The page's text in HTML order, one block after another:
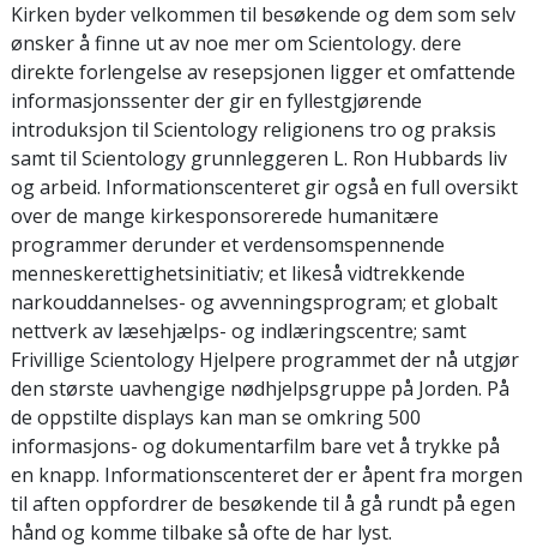
Kirken byder velkommen til besøkende og dem som selv
ønsker å finne ut av noe mer om Scientology. dere
direkte forlengelse av resepsjonen ligger et omfattende
informasjonssenter der gir en fyllestgjørende
introduksjon til Scientology religionens tro og praksis
samt til Scientology grunnleggeren L. Ron Hubbards liv
og arbeid. Informationscenteret gir også en full oversikt
over de mange kirkesponsorerede humanitære
programmer derunder et verdensomspennende
menneskerettighetsinitiativ; et likeså vidtrekkende
narkouddannelses- og avvenningsprogram; et globalt
nettverk av læsehjælps- og indlæringscentre; samt
Frivillige Scientology Hjelpere programmet der nå utgjør
den største uavhengige nødhjelpsgruppe på Jorden. På
de oppstilte displays kan man se omkring 500
informasjons- og dokumentarfilm bare vet å trykke på
en knapp. Informationscenteret der er åpent fra morgen
til aften oppfordrer de besøkende til å gå rundt på egen
hånd og komme tilbake så ofte de har lyst.